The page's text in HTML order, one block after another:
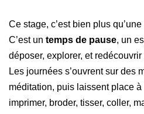
Ce stage, c’est bien plus
C’est un temps de pause, un
déposer, explorer, et
Les journées s’ouvrent sur des
méditation, puis laissent place
imprimer, broder, tisser, coller,